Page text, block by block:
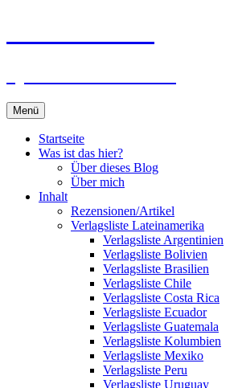
Menü
Startseite
Was ist das hier?
Über dieses Blog
Über mich
Inhalt
Rezensionen/Artikel
Verlagsliste Lateinamerika
Verlagsliste Argentinien
Verlagsliste Bolivien
Verlagsliste Brasilien
Verlagsliste Chile
Verlagsliste Costa Rica
Verlagsliste Ecuador
Verlagsliste Guatemala
Verlagsliste Kolumbien
Verlagsliste Mexiko
Verlagsliste Peru
Verlagsliste Uruguay